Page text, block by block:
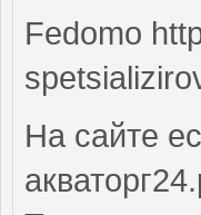
Fedomo
На сайте